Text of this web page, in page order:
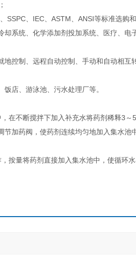
、IEC、ASTM、ANSI等标准选购和
系统、化学添加剂投加系统、医疗、电
控制、远程自动控制、手动和自动相互
店、游泳池、污水处理厂等。
在不断搅拌下加入补充水将药剂稀释3
加药阀，使药剂连续均匀地加入集水池
按量将药剂直接加入集水池中，使循环